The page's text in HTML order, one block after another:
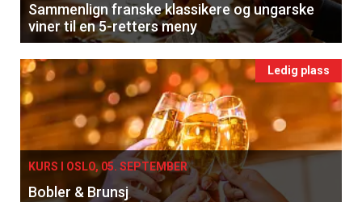
Sammenlign franske klassikere og ungarske
viner til en 5-retters meny
Ledig plass
KURS I OSLO, 05. SEPTEMBER
Bobler & Brunsj